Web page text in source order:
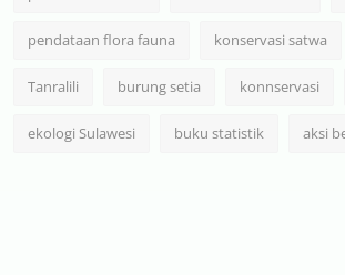
pendataan flora fauna konservasi satwa
Tanralili burung setia konnservasi
ekologi Sulawesi buku statistik aksi